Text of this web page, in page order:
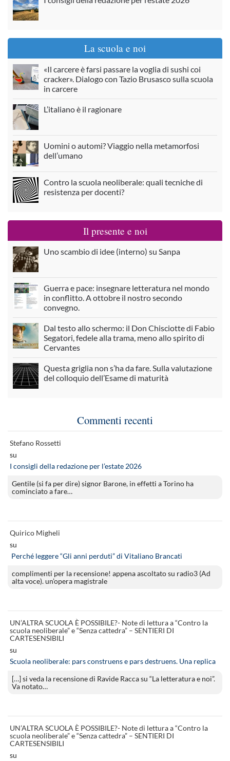
La scuola e noi
«Il carcere è farsi passare la voglia di sushi coi
cracker». Dialogo con Tazio Brusasco sulla scuola
in carcere
L’italiano è il ragionare
Uomini o automi? Viaggio nella metamorfosi
dell’umano
Contro la scuola neoliberale: quali tecniche di
resistenza per docenti?
Il presente e noi
Uno scambio di idee (interno) su Sanpa
Guerra e pace: insegnare letteratura nel mondo
in conflitto. A ottobre il nostro secondo
convegno.
Dal testo allo schermo: il Don Chisciotte di Fabio
Segatori, fedele alla trama, meno allo spirito di
Cervantes
Questa griglia non s’ha da fare. Sulla valutazione
del colloquio dell’Esame di maturità
Commenti recenti
Stefano Rossetti
su
I consigli della redazione per l’estate 2026
Gentile (si fa per dire) signor Barone, in effetti a Torino ha
cominciato a fare…
Quirico Migheli
su
Perché leggere “Gli anni perduti” di Vitaliano Brancati
complimenti per la recensione! appena ascoltato su radio3 (Ad
alta voce). un’opera magistrale
UN’ALTRA SCUOLA È POSSIBILE?- Note di lettura a “Contro la
scuola neoliberale” e “Senza cattedra” – SENTIERI DI
CARTESENSIBILI
su
Scuola neoliberale: pars construens e pars destruens. Una replica
[…] si veda la recensione di Ravide Racca su “La letteratura e noi”.
Va notato…
UN’ALTRA SCUOLA È POSSIBILE?- Note di lettura a “Contro la
scuola neoliberale” e “Senza cattedra” – SENTIERI DI
CARTESENSIBILI
su